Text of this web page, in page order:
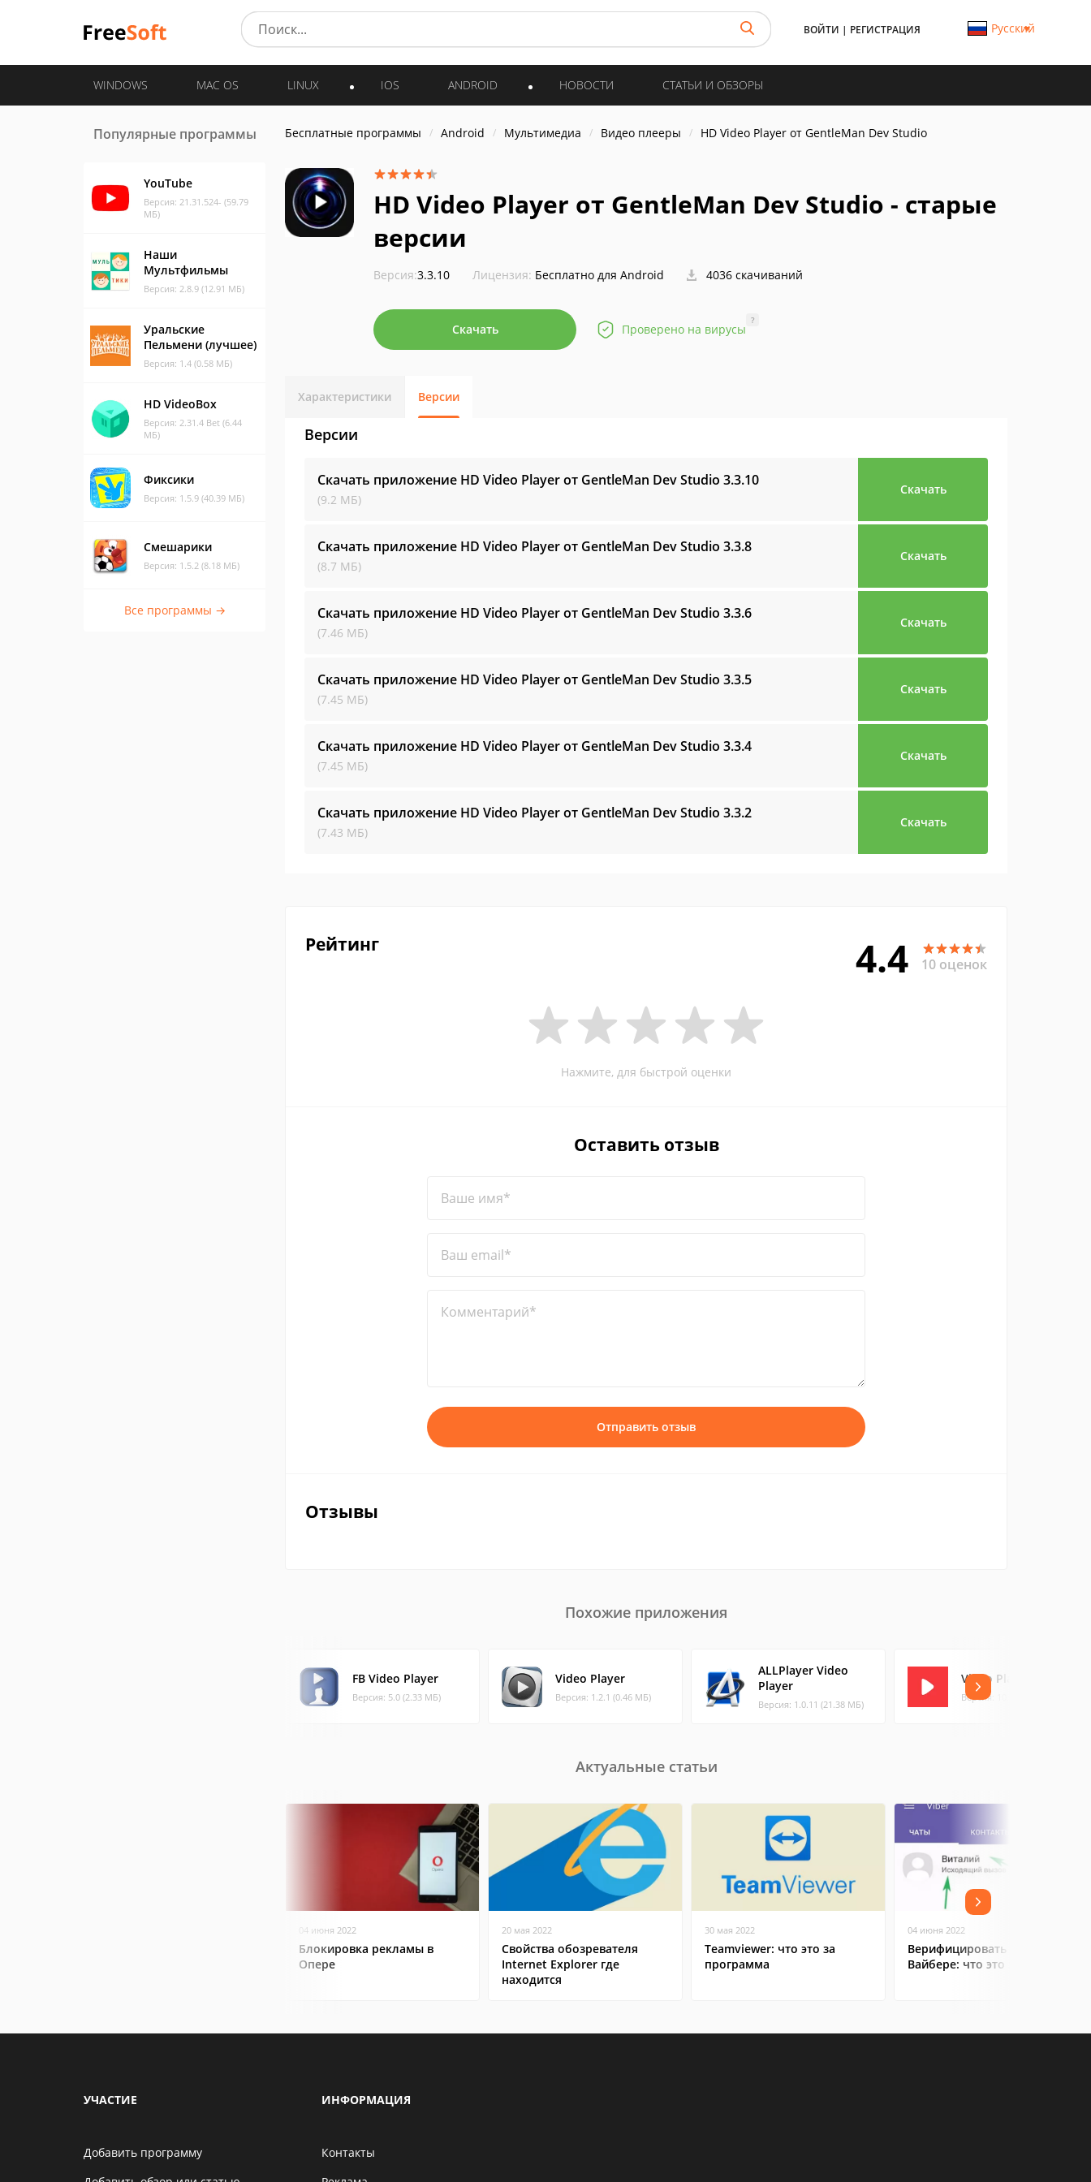
ВОЙТИ | РЕГИСТРАЦИЯ Русский
WINDOWS MAC OS LINUX IOS ANDROID НОВОСТИ СТАТЬИ И ОБЗОРЫ
Популярные программы
YouTube
Версия: 21.31.524- (59.79
МБ)
Наши
Мультфильмы
Версия: 2.8.9 (12.91 МБ)
Уральские
Пельмени (лучшее)
Версия: 1.4 (0.58 МБ)
HD VideoBox
Версия: 2.31.4 Bet (6.44
МБ)
Фиксики
Версия: 1.5.9 (40.39 МБ)
Смешарики
Версия: 1.5.2 (8.18 МБ)
Все программы →
Бесплатные программы Android Мультимедиа Видео плееры HD Video Player от GentleMan Dev Studio
HD Video Player от GentleMan Dev Studio - старые
версии
Версия:3.3.10 Лицензия: Бесплатно для Android 4036 скачиваний
Скачать Проверено на вирусы
?
Характеристики Версии
Версии
Скачать приложение HD Video Player от GentleMan Dev Studio 3.3.10
(9.2 МБ)
Скачать
Скачать приложение HD Video Player от GentleMan Dev Studio 3.3.8
(8.7 МБ)
Скачать
Скачать приложение HD Video Player от GentleMan Dev Studio 3.3.6
(7.46 МБ)
Скачать
Скачать приложение HD Video Player от GentleMan Dev Studio 3.3.5
(7.45 МБ)
Скачать
Скачать приложение HD Video Player от GentleMan Dev Studio 3.3.4
(7.45 МБ)
Скачать
Скачать приложение HD Video Player от GentleMan Dev Studio 3.3.2
(7.43 МБ)
Скачать
Рейтинг 4.4 10 оценок
Нажмите, для быстрой оценки
Оставить отзыв
Ваше имя*
Ваш email*
Комментарий*
Отправить отзыв
Отзывы
Похожие приложения
FB Video Player
Версия: 5.0 (2.33 МБ)
Video Player
Версия: 1.2.1 (0.46 МБ)
ALLPlayer Video
Player
Версия: 1.0.11 (21.38 МБ)
Video Player Perfect
Версия: 10.18 (19.85 МБ)
Актуальные статьи
04 июня 2022
Блокировка рекламы в
Опере
20 мая 2022
Свойства обозревателя
Internet Explorer где
находится
30 мая 2022
Teamviewer: что это за
программа
04 июня 2022
Верифицировать контакт в
Вайбере: что это значит
УЧАСТИЕ
Добавить программу
ИНФОРМАЦИЯ
Контакты